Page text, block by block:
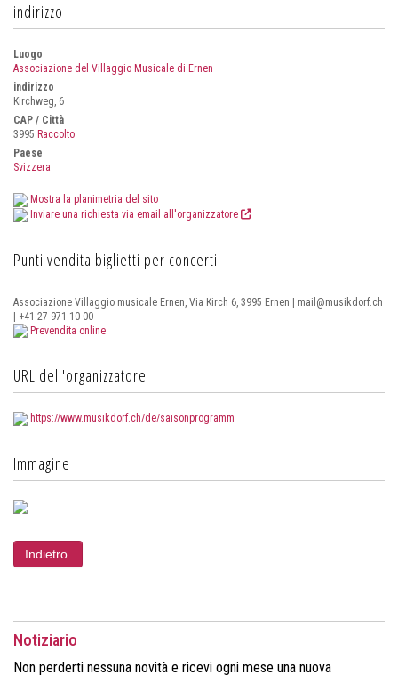
indirizzo
Luogo
Associazione del Villaggio Musicale di Ernen
indirizzo
Kirchweg, 6
CAP / Città
3995 Raccolto
Paese
Svizzera
Mostra la planimetria del sito
Inviare una richiesta via email all'organizzatore
Punti vendita biglietti per concerti
Associazione Villaggio musicale Ernen, Via Kirch 6, 3995 Ernen | mail@musikdorf.ch
| +41 27 971 10 00
Prevendita online
URL dell'organizzatore
https://www.musikdorf.ch/de/saisonprogramm
Immagine
Notiziario
Non perderti nessuna novità e ricevi ogni mese una nuova